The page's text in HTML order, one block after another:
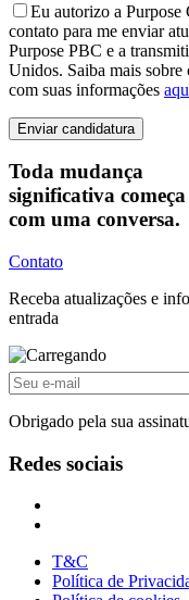
Eu autorizo a Purpose
contato para me enviar
Purpose PBC e a
Unidos. Saiba mais sobre
com suas informações
Toda mudança
significativa começa
com uma conversa.
Contato
Receba atualizações e
entrada
Obrigado pela sua
Redes sociais
T&C
Política de